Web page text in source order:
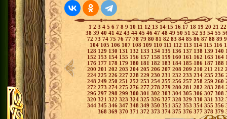
1 2 3 4 5 6 7 8 9 10 11 12 13 14 15 16 17 18 19 20 21
38 39 40 41 42 43 44 45 46 47 48 49 50 51 52 53 54 55
72 73 74 75 76 7778 79 80 81 82 83 84 85 86 87 88 89
104105 106 107 108 109 110 111 112 113 114 115 116
128 129 130 131 132 133 134 135 136 137 138 139 140
152 153 154 155 156 157 158 159 160 161 162 163 164
176 177 178 179 180 181 182 183 184 185186 187 188
200 201 202 203 204 205 206 207 208 209 210 211 212
224 225 226 227 228 229 230 231 232 233 234 235 236
248 249 250 251 252 253 254 255 256 257 258 259 260
272 273 274 275 276 277 278 279 280 281 282 283 284
296 297 298 299 300 301 302 303 304 305 306 307 308
320 321 322 323 324 325 326 327 328 329 330 331 332
344 345 346 347 348 349 350 351 352 353 354 355 356
368 369 370 371 372 373 374 375 376 377 378 379